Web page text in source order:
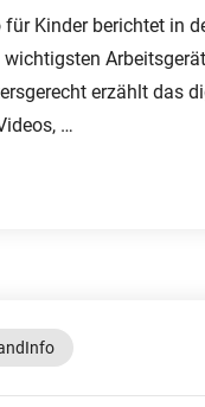
Kinder berichtet in
erzählt das
…